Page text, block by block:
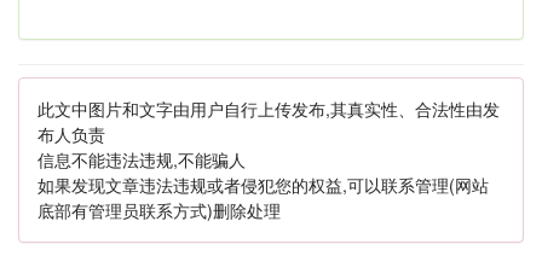
此文中图片和文字由用户自行上传发布,其真实性、合法性由发
布人负责
信息不能违法违规,不能骗人
如果发现文章违法违规或者侵犯您的权益,可以联系管理(网站
底部有管理员联系方式)删除处理